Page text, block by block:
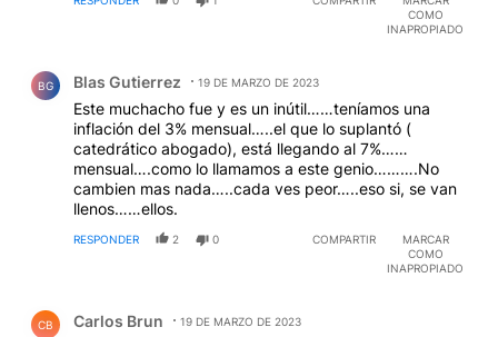
COMO
INAPROPIADO
BG Blas Gutierrez 19 DE MARZO DE 2023
Este muchacho fue y es un inútil……teníamos una
inflación del 3% mensual…..el que lo suplantó (
catedrático abogado), está llegando al 7%……
mensual….como lo llamamos a este genio……….No
cambien mas nada…..cada ves peor…..eso si, se van
llenos……ellos.
RESPONDER 2 0 COMPARTIR
MARCAR
COMO
INAPROPIADO
CB Carlos Brun 19 DE MARZO DE 2023